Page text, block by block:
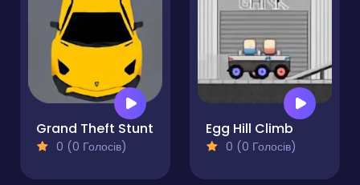
Grand Theft Stunt
0 (0 Голосів)
Egg Hill Climb
0 (0 Голосів)